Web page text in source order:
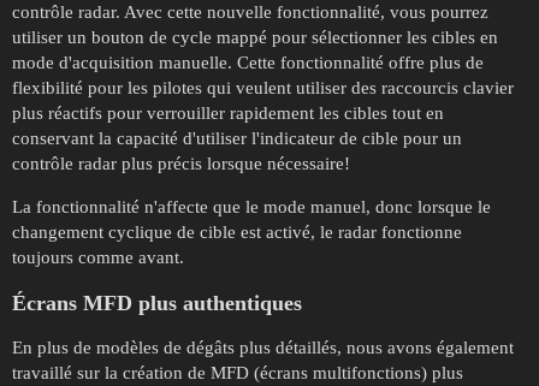
contrôle radar. Avec cette nouvelle fonctionnalité, vous pourrez
utiliser un bouton de cycle mappé pour sélectionner les cibles en
mode d'acquisition manuelle. Cette fonctionnalité offre plus de
flexibilité pour les pilotes qui veulent utiliser des raccourcis clavier
plus réactifs pour verrouiller rapidement les cibles tout en
conservant la capacité d'utiliser l'indicateur de cible pour un
contrôle radar plus précis lorsque nécessaire!
La fonctionnalité n'affecte que le mode manuel, donc lorsque le
changement cyclique de cible est activé, le radar fonctionne
toujours comme avant.
Écrans MFD plus authentiques
En plus de modèles de dégâts plus détaillés, nous avons également
travaillé sur la création de MFD (écrans multifonctions) plus